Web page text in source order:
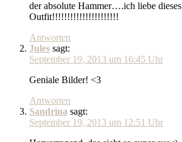
der absolute Hammer….ich liebe dieses
Outfit!!!!!!!!!!!!!!!!!!!!!!
Antworten
Jules sagt:
September 19, 2013 um 16:45 Uhr
Geniale Bilder! <3
Antworten
Sandrina sagt:
September 19, 2013 um 12:51 Uhr